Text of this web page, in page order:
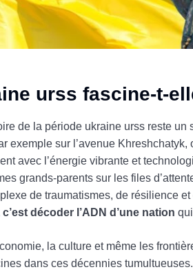
urss fascine-t-
de la période ukraine urss reste un
exemple sur l’avenue
avec l’énergie vibrante et
grands-parents sur les files
de traumatismes, de résilience
décoder l’ADN d’une nation
la culture et même les
dans ces décennies